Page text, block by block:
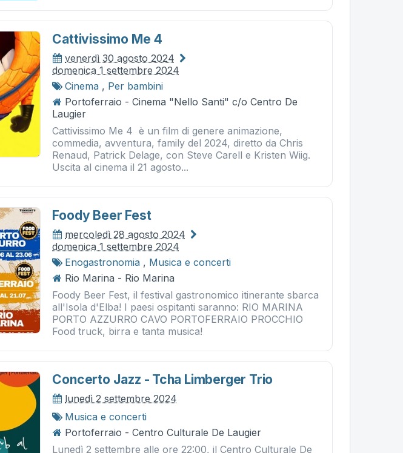
Cattivissimo Me 4
venerdì 30 agosto 2024
domenica 1 settembre 2024
Cinema , Per bambini
Portoferraio - Cinema "Nello Santi" c/o Centro De
Laugier
Cattivissimo Me 4 è un film di genere animazione,
commedia, avventura, family del 2024, diretto da Chris
Renaud, Patrick Delage, con Steve Carell e Kristen Wiig.
Uscita al cinema il 21 agosto...
Foody Beer Fest
mercoledì 28 agosto 2024
domenica 1 settembre 2024
Enogastronomia , Musica e concerti
Rio Marina - Rio Marina
Foody Beer Fest, il festival gastronomico itinerante sbarca
all'Isola d'Elba! I paesi ospitanti saranno: RIO MARINA
PORTO AZZURRO CAVO PORTOFERRAIO PROCCHIO
Food truck, birra e tanta musica!
Concerto Jazz - Tcha Limberger Trio
lunedì 2 settembre 2024
Musica e concerti
Portoferraio - Centro Culturale De Laugier
Lunedì 2 settembre alle ore 22:00, il Centro Culturale De